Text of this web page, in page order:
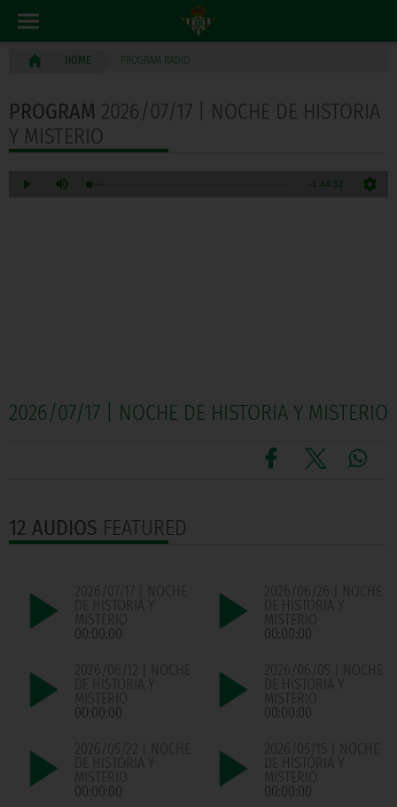
HOME PROGRAM RADIO
PROGRAM 2026/07/17 | NOCHE DE HISTORIA
Y MISTERIO
2026/07/17 | NOCHE DE HISTORIA Y MISTERIO
12 AUDIOS FEATURED
2026/07/17 | NOCHE
DE HISTORIA Y
MISTERIO
00:00:00
2026/06/26 | NOCHE
DE HISTORIA Y
MISTERIO
00:00:00
2026/06/12 | NOCHE
DE HISTORIA Y
MISTERIO
00:00:00
2026/06/05 | NOCHE
DE HISTORIA Y
MISTERIO
00:00:00
2026/05/22 | NOCHE
DE HISTORIA Y
MISTERIO
00:00:00
2026/05/15 | NOCHE
DE HISTORIA Y
MISTERIO
00:00:00